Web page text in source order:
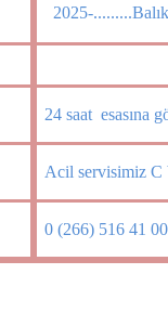
2025-
24 saat esasına
Acil servisimiz C
0 (266) 516 41